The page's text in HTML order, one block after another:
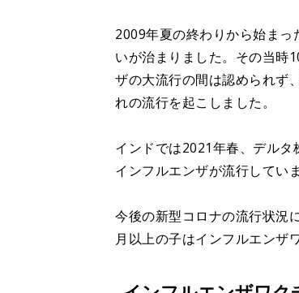
2009年夏の終わりから始ま
いが治まりました。その当時
ザの大流行の間は認められず
れの流行を起こしました。
インドでは2021年春、デル
インフルエンザが流行していま
今後の新型コロナの流行状況
月以上の子はインフルエンザ